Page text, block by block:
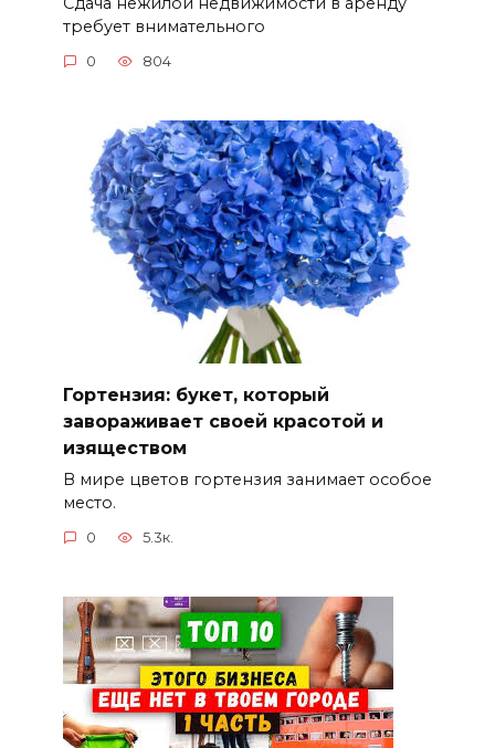
требует внимательного
0 804
Гортензия: букет, который
завораживает своей красотой и
изяществом
В мире цветов гортензия занимает особое
место.
0 5.3к.